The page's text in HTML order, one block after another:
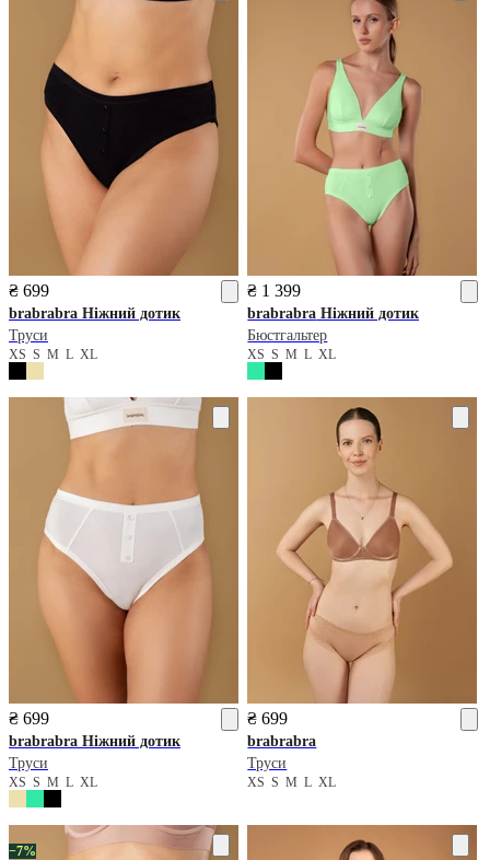
₴ 699
brabrabra Ніжний дотик
Труси
XS S M L XL
₴ 1 399
brabrabra Ніжний дотик
Бюстгальтер
XSSMLXL
₴ 699
brabrabra Ніжний дотик
Труси
XS S M L XL
₴ 699
brabrabra
Труси
XSSMLXL
−7%